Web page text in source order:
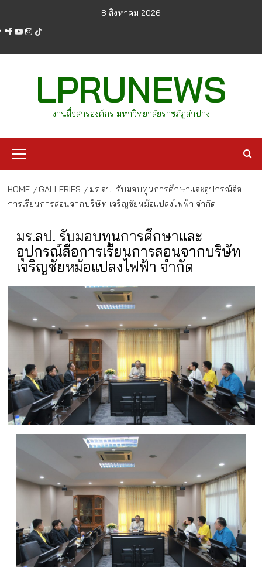
content
8 สิงหาคม 2026
facebook
youtube
instagram
tiktok
LPRUNEWS
งานสื่อสารองค์กร มหาวิทยาลัยราชภัฏลำปาง
Menu
HOME GALLERIES
มร.ลป. รับมอบทุนการศึกษาและอุปกรณ์สื่อ
การเรียนการสอนจากบริษัท เจริญชัยหม้อแปลงไฟฟ้า จำกัด
มร.ลป. รับมอบทุนการศึกษาและ
อุปกรณ์สื่อการเรียนการสอนจากบริษัท
เจริญชัยหม้อแปลงไฟฟ้า จำกัด